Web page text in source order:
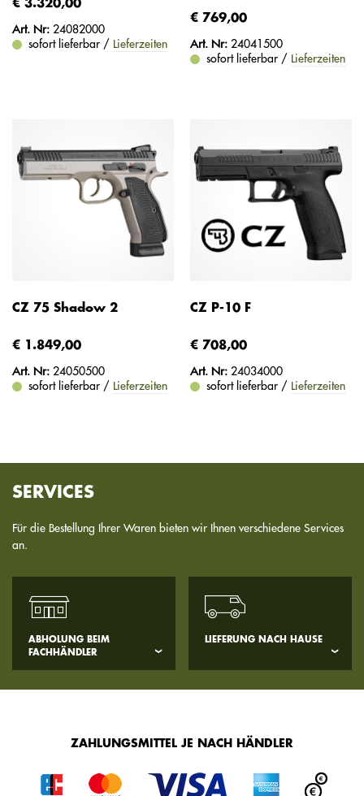
€ 3.320,00
Art. Nr: 24082000
sofort lieferbar / Lieferzeiten
€ 769,00
Art. Nr: 24041500
sofort lieferbar / Lieferzeiten
CZ 75 Shadow 2
€ 1.849,00
Art. Nr: 24050500
sofort lieferbar / Lieferzeiten
CZ P-10 F
€ 708,00
Art. Nr: 24034000
sofort lieferbar / Lieferzeiten
SERVICES
Für die Bestellung Ihrer Waren bieten wir Ihnen verschiedene Services
an.
ABHOLUNG BEIM
FACHHÄNDLER
LIEFERUNG NACH HAUSE
ZAHLUNGSMITTEL JE NACH HÄNDLER